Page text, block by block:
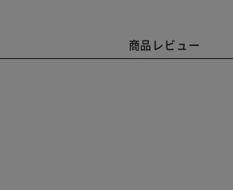
商品レビュー